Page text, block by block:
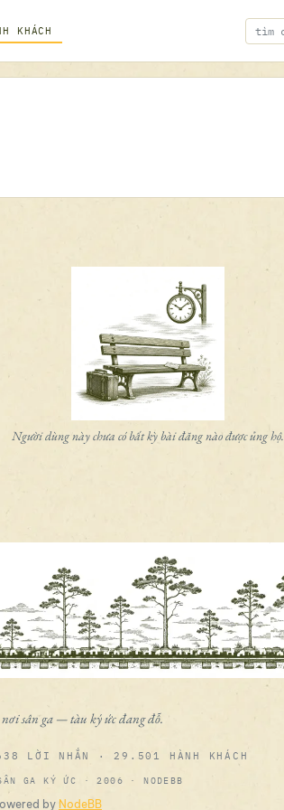
KHÁCH
Người dùng này chưa có bất kỳ bài đăng nào được ủng hộ.
sân ga — tàu ký ức đang đỗ.
LỜI NHẮN · 29.501 HÀNH KHÁCH
GA KÝ ỨC · 2006 · NODEBB
by NodeBB